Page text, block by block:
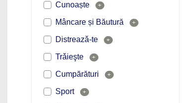
Cunoaște +
Mâncare și Băutură +
Distreazǎ-te +
Trǎieşte +
Cumpărături +
Sport +